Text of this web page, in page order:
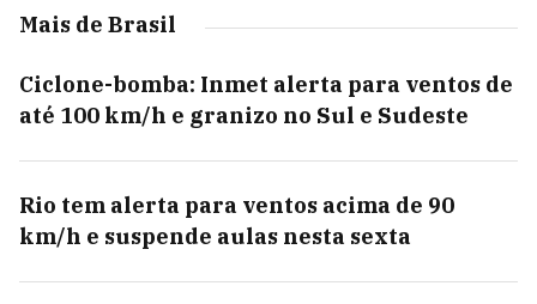
Mais de Brasil
Ciclone-bomba: Inmet alerta para ventos de
até 100 km/h e granizo no Sul e Sudeste
Rio tem alerta para ventos acima de 90
km/h e suspende aulas nesta sexta